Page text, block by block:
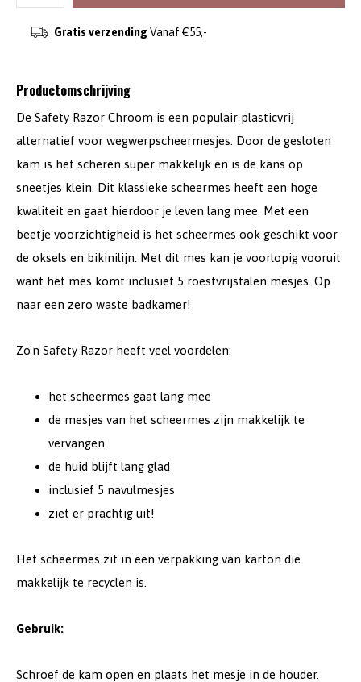
Gratis verzending Vanaf €55,-
Productomschrijving
De Safety Razor Chroom is een populair plasticvrij
alternatief voor wegwerpscheermesjes. Door de gesloten
kam is het scheren super makkelijk en is de kans op
sneetjes klein. Dit klassieke scheermes heeft een hoge
kwaliteit en gaat hierdoor je leven lang mee. Met een
beetje voorzichtigheid is het scheermes ook geschikt voor
de oksels en bikinilijn. Met dit mes kan je voorlopig vooruit
want het mes komt inclusief 5 roestvrijstalen mesjes. Op
naar een zero waste badkamer!
Zo'n Safety Razor heeft veel voordelen:
het scheermes gaat lang mee
de mesjes van het scheermes zijn makkelijk te
vervangen
de huid blijft lang glad
inclusief 5 navulmesjes
ziet er prachtig uit!
Het scheermes zit in een verpakking van karton die
makkelijk te recyclen is.
Gebruik:
Schroef de kam open en plaats het mesje in de houder.